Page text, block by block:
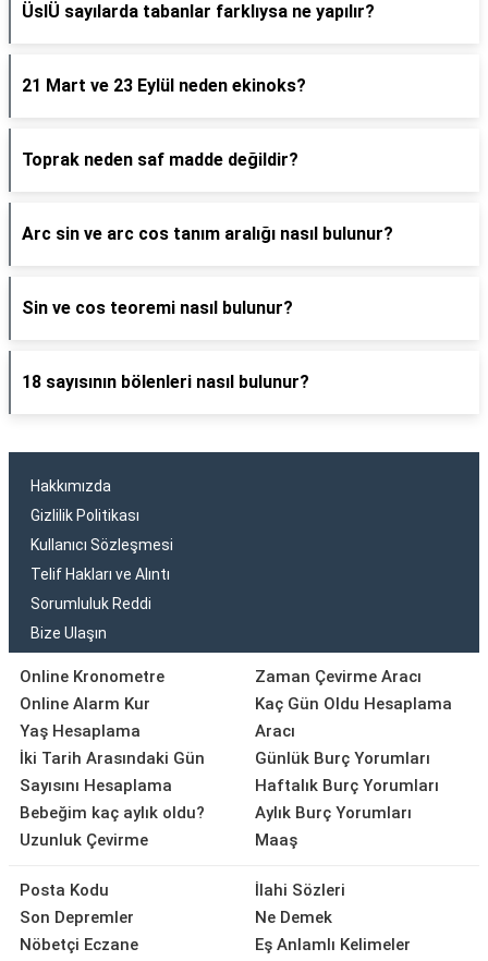
ÜslÜ sayılarda tabanlar farklıysa ne yapılır?
21 Mart ve 23 Eylül neden ekinoks?
Toprak neden saf madde değildir?
Arc sin ve arc cos tanım aralığı nasıl bulunur?
Sin ve cos teoremi nasıl bulunur?
18 sayısının bölenleri nasıl bulunur?
Hakkımızda
Gizlilik Politikası
Kullanıcı Sözleşmesi
Telif Hakları ve Alıntı
Sorumluluk Reddi
Bize Ulaşın
Online Kronometre
Online Alarm Kur
Yaş Hesaplama
İki Tarih Arasındaki Gün
Sayısını Hesaplama
Bebeğim kaç aylık oldu?
Uzunluk Çevirme
Zaman Çevirme Aracı
Kaç Gün Oldu Hesaplama
Aracı
Günlük Burç Yorumları
Haftalık Burç Yorumları
Aylık Burç Yorumları
Maaş
Posta Kodu
Son Depremler
Nöbetçi Eczane
İlahi Sözleri
Ne Demek
Eş Anlamlı Kelimeler